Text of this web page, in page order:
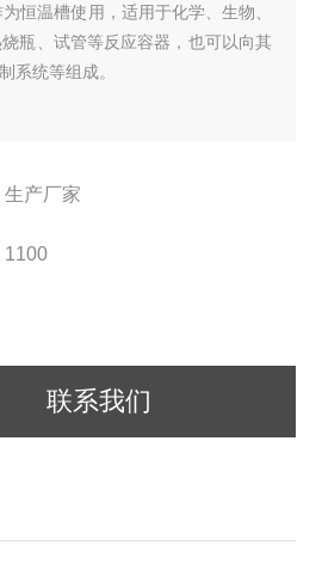
恒温槽使用，适用于化学、生物、
瓶、试管等反应容器，也可以向其
系统等组成。
生产厂家
1100
联系我们